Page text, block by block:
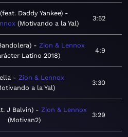
Daddy Yankee)
Motivando a la Yal
3:52
Zion & Lennox
Latino 2018
4:9
Zion & Lennox
a la Yal
3:30
J Balvin)
Zion & Lennox
Motivan2
3:29